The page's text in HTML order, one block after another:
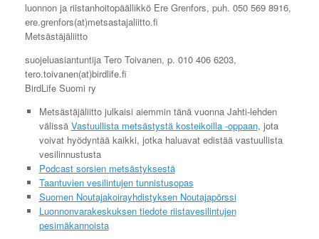
luonnon ja riistanhoitopäällikkö Ere Grenfors, puh. 050 569 8916,
ere.grenfors(at)metsastajaliitto.fi
Metsästäjäliitto
suojeluasiantuntija Tero Toivanen, p. 010 406 6203,
tero.toivanen(at)birdlife.fi
BirdLife Suomi ry
Metsästäjäliitto julkaisi aiemmin tänä vuonna Jahti-lehden
välissä Vastuullista metsästystä kosteikoilla -oppaan, jota
voivat hyödyntää kaikki, jotka haluavat edistää vastuullista
vesilinnustusta
Podcast sorsien metsästyksestä
Taantuvien vesilintujen tunnistusopas
Suomen Noutajakoirayhdistyksen Noutajapörssi
Luonnonvarakeskuksen tiedote riistavesilintujen
pesimäkannoista